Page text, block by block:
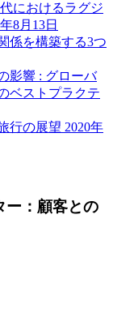
におけるラグジ
8月13日
係を構築する3つ
影響 : グローバ
ベストプラクテ
行の展望 2020年
ー：顧客との